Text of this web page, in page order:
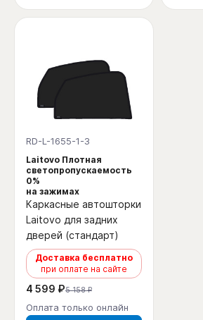
RD-L-1655-1-3
Laitovo Плотная
светопропускаемость
0%
на зажимах
Каркасные автошторки
Laitovo для задних
дверей (стандарт)
Доставка бесплатно
при оплате на сайте
4 599 ₽5 158 ₽
Оплата только онлайн